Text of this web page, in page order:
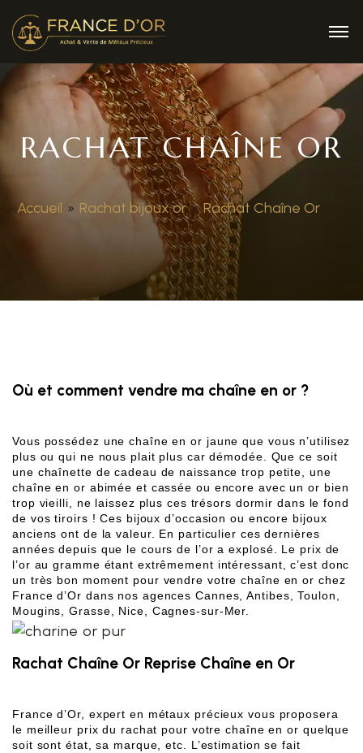
RACHAT CHAÎNE OR
Accueil » Rachat bijoux or » Rachat Chaîne Or
Où et comment vendre ma chaîne en or ?
Vous possédez une chaîne en or jaune que vous n’utilisez
plus ou qui ne nous plait plus car démodée. Que ce soit
une chaînette de cadeau de naissance trop petite, une
chaîne en or abimée et cassée ou encore avec un or bien
trop vieilli, ne laissez plus ces trésors dormir dans le fond
de vos tiroirs ! Ces bijoux d’occasion ou encore bijoux
anciens ont de la valeur. En particulier ces dernières
années depuis que le cours de l’or a explosé. Le prix de
l’or au gramme étant extrêmement intéressant, c’est donc
un très bon moment pour vendre votre chaîne en or chez
France d’Or dans nos agences Cannes, Antibes, Toulon,
Mougins, Grasse, Nice, Cagnes-sur-Mer.
Rachat Chaîne Or Reprise Chaîne en Or
France d’Or, expert en métaux précieux vous proposera
le meilleur prix du rachat pour votre chaîne en or quelque
soit sont état, sa marque, etc. L’estimation se fait